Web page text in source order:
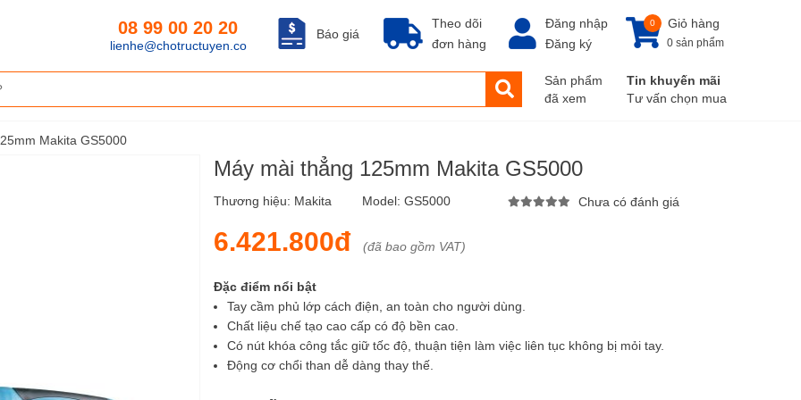
Theo dõi
đơn hàng
Báo giá
08 99 00 20 20
lienhe@chotructuyen.co
Đăng nhập
Đăng ký
Giỏ hàng
0
0 sản phẩm
Sản phẩm
đã xem
Tin khuyến mãi
Tư vấn chọn mua
Makita GS5000
Máy mài thẳng 125mm Makita GS5000
Thương hiệu: Makita Model: GS5000 Chưa có đánh giá
6.421.800đ (đã bao gồm VAT)
Đặc điểm nổi bật
Tay cầm phủ lớp cách điện, an toàn cho người dùng.
Chất liệu chế tạo cao cấp có độ bền cao.
Có nút khóa công tắc giữ tốc độ, thuận tiện làm việc liên tục không bị mỏi tay.
Động cơ chổi than dễ dàng thay thế.